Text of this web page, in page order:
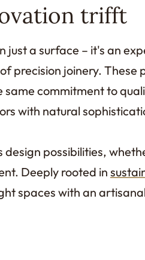
trifft
just a surface – it's an
precision joinery. These
same commitment to
with natural
possibilities,
Deeply rooted in
spaces with an